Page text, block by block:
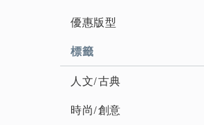
優惠版型
標籤
人文/古典
時尚/創意